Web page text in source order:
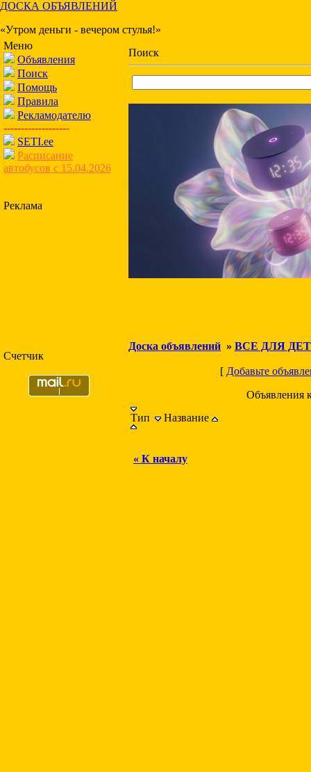
ДОСКА ОБЪЯВЛЕНИЙ
«Утром деньги - вечером стулья!»
Меню
Объявления
Поиск
Помощь
Правила
Рекламодателю
-------------------
SETI.ee
Расписание
автобусов с 15.04.2026
Реклама
Счетчик
Поиск
Доска объявлений » ВСЕ ДЛЯ
[ Добавьте
Объявления
Тип
Название
« К началу